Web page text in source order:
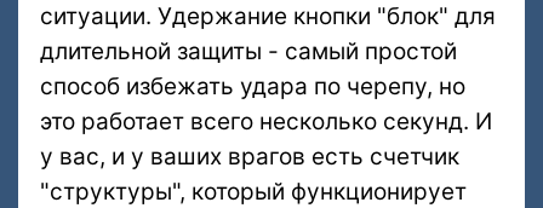
ситуации. Удержание кнопки "блок" для
длительной защиты - самый простой
способ избежать удара по черепу, но
это работает всего несколько секунд. И
у вас, и у ваших врагов есть счетчик
"структуры", который функционирует